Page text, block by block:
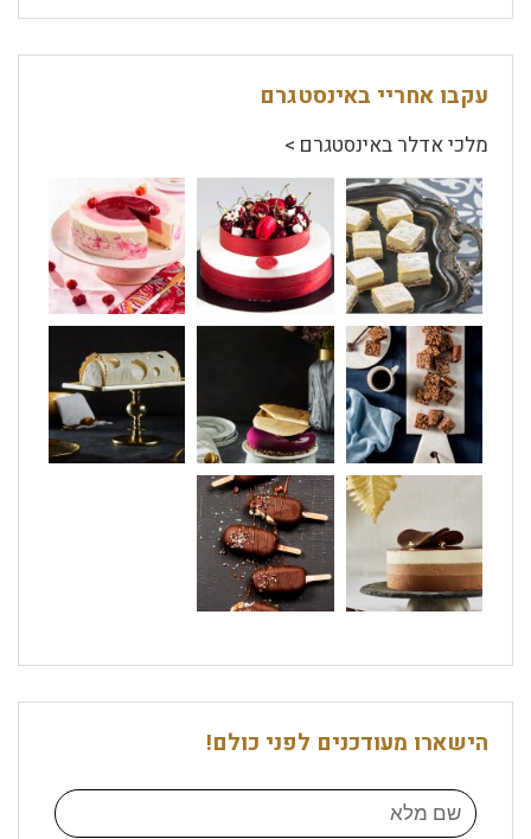
עקבו אחריי באינסטגרם
מלכי אדלר באינסטגרם >
הישארו מעודכנים לפני כולם!